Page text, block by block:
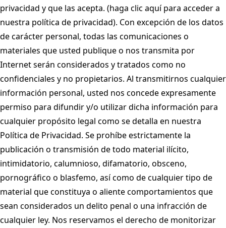
privacidad y que las acepta. (haga clic aquí para acceder a
nuestra política de privacidad). Con excepción de los datos
de carácter personal, todas las comunicaciones o
materiales que usted publique o nos transmita por
Internet serán considerados y tratados como no
confidenciales y no propietarios. Al transmitirnos cualquier
información personal, usted nos concede expresamente
permiso para difundir y/o utilizar dicha información para
cualquier propósito legal como se detalla en nuestra
Política de Privacidad. Se prohíbe estrictamente la
publicación o transmisión de todo material ilícito,
intimidatorio, calumnioso, difamatorio, obsceno,
pornográfico o blasfemo, así como de cualquier tipo de
material que constituya o aliente comportamientos que
sean considerados un delito penal o una infracción de
cualquier ley. Nos reservamos el derecho de monitorizar